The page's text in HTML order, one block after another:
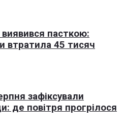
пасткою:
45 тисяч
зафіксували
де повітря прогрілося